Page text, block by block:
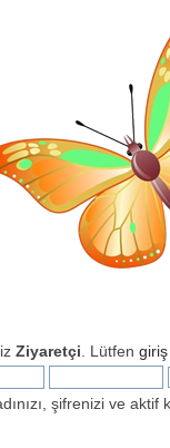
Ziyaretçi . Lütfengiriş
şifrenizi ve